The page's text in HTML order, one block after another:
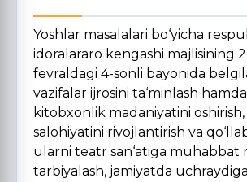
Yoshlar masalalari bo‘yicha
idoralararo kengashi majlisining
fevraldagi 4-sonli bayonida
vazifalar ijrosini ta‘minlash
kitobxonlik madaniyatini oshirish,
salohiyatini rivojlantirish va
ularni teatr san‘atiga muhabbat
tarbiyalash, jamiyatda